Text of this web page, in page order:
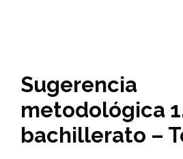
Sugerencia
metodológica
bachillerato –